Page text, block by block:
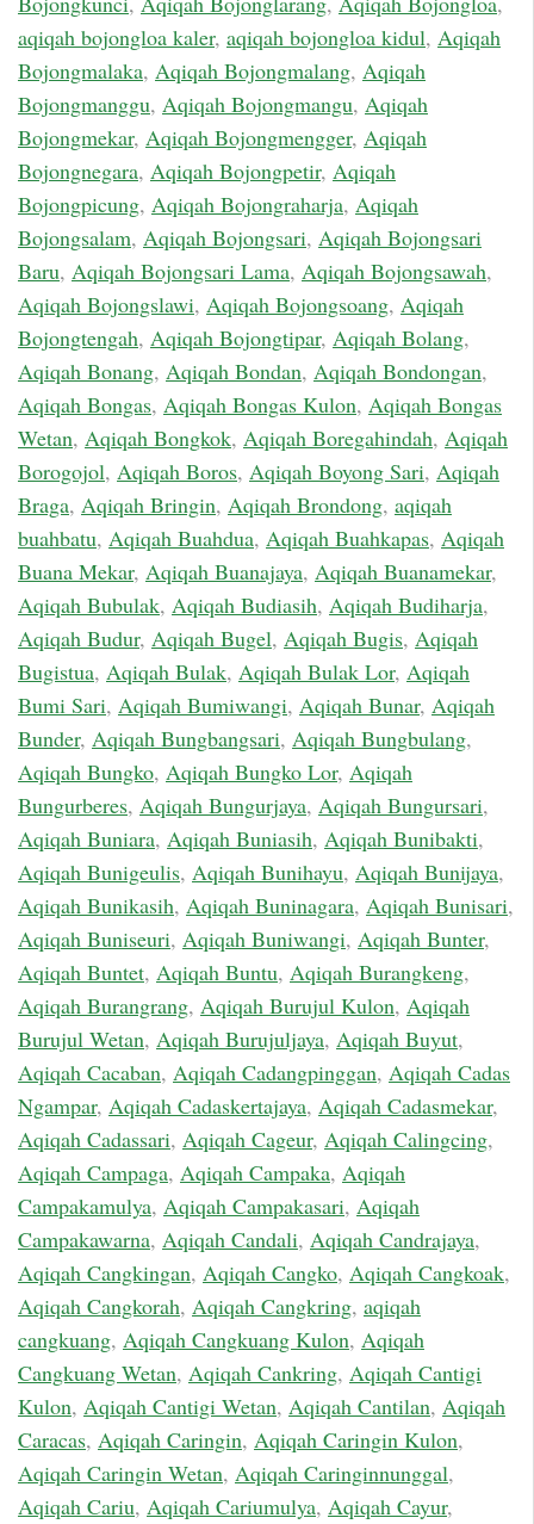
aqiqah bojongloa kaler, aqiqah bojongloa kidul, Aqiqah
Bojongmalaka, Aqiqah Bojongmalang, Aqiqah
Bojongmanggu, Aqiqah Bojongmangu, Aqiqah
Bojongmekar, Aqiqah Bojongmengger, Aqiqah
Bojongnegara, Aqiqah Bojongpetir, Aqiqah
Bojongpicung, Aqiqah Bojongraharja, Aqiqah
Bojongsalam, Aqiqah Bojongsari, Aqiqah Bojongsari
Baru, Aqiqah Bojongsari Lama, Aqiqah Bojongsawah,
Aqiqah Bojongslawi, Aqiqah Bojongsoang, Aqiqah
Bojongtengah, Aqiqah Bojongtipar, Aqiqah Bolang,
Aqiqah Bonang, Aqiqah Bondan, Aqiqah Bondongan,
Aqiqah Bongas, Aqiqah Bongas Kulon, Aqiqah Bongas
Wetan, Aqiqah Bongkok, Aqiqah Boregahindah, Aqiqah
Borogojol, Aqiqah Boros, Aqiqah Boyong Sari, Aqiqah
Braga, Aqiqah Bringin, Aqiqah Brondong, aqiqah
buahbatu, Aqiqah Buahdua, Aqiqah Buahkapas, Aqiqah
Buana Mekar, Aqiqah Buanajaya, Aqiqah Buanamekar,
Aqiqah Bubulak, Aqiqah Budiasih, Aqiqah Budiharja,
Aqiqah Budur, Aqiqah Bugel, Aqiqah Bugis, Aqiqah
Bugistua, Aqiqah Bulak, Aqiqah Bulak Lor, Aqiqah
Bumi Sari, Aqiqah Bumiwangi, Aqiqah Bunar, Aqiqah
Bunder, Aqiqah Bungbangsari, Aqiqah Bungbulang,
Aqiqah Bungko, Aqiqah Bungko Lor, Aqiqah
Bungurberes, Aqiqah Bungurjaya, Aqiqah Bungursari,
Aqiqah Buniara, Aqiqah Buniasih, Aqiqah Bunibakti,
Aqiqah Bunigeulis, Aqiqah Bunihayu, Aqiqah Bunijaya,
Aqiqah Bunikasih, Aqiqah Buninagara, Aqiqah Bunisari,
Aqiqah Buniseuri, Aqiqah Buniwangi, Aqiqah Bunter,
Aqiqah Buntet, Aqiqah Buntu, Aqiqah Burangkeng,
Aqiqah Burangrang, Aqiqah Burujul Kulon, Aqiqah
Burujul Wetan, Aqiqah Burujuljaya, Aqiqah Buyut,
Aqiqah Cacaban, Aqiqah Cadangpinggan, Aqiqah Cadas
Ngampar, Aqiqah Cadaskertajaya, Aqiqah Cadasmekar,
Aqiqah Cadassari, Aqiqah Cageur, Aqiqah Calingcing,
Aqiqah Campaga, Aqiqah Campaka, Aqiqah
Campakamulya, Aqiqah Campakasari, Aqiqah
Campakawarna, Aqiqah Candali, Aqiqah Candrajaya,
Aqiqah Cangkingan, Aqiqah Cangko, Aqiqah Cangkoak,
Aqiqah Cangkorah, Aqiqah Cangkring, aqiqah
cangkuang, Aqiqah Cangkuang Kulon, Aqiqah
Cangkuang Wetan, Aqiqah Cankring, Aqiqah Cantigi
Kulon, Aqiqah Cantigi Wetan, Aqiqah Cantilan, Aqiqah
Caracas, Aqiqah Caringin, Aqiqah Caringin Kulon,
Aqiqah Caringin Wetan, Aqiqah Caringinnunggal,
Aqiqah Cariu, Aqiqah Cariumulya, Aqiqah Cayur,